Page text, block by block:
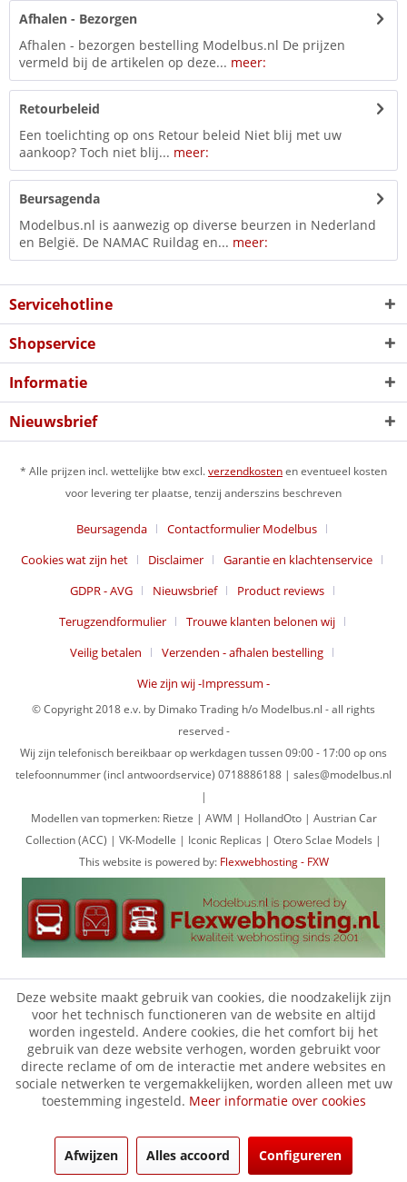
Afhalen - Bezorgen
Afhalen - bezorgen bestelling Modelbus.nl De prijzen
vermeld bij de artikelen op deze... meer:
Retourbeleid
Een toelichting op ons Retour beleid Niet blij met uw
aankoop? Toch niet blij... meer:
Beursagenda
Modelbus.nl is aanwezig op diverse beurzen in Nederland
en België. De NAMAC Ruildag en... meer:
Servicehotline
Shopservice
Informatie
Nieuwsbrief
* Alle prijzen incl. wettelijke btw excl.verzendkostenen eventueel kosten
voor levering ter plaatse, tenzij anderszins beschreven
Beursagenda
Contactformulier Modelbus
Cookies wat zijn het
Disclaimer
Garantie en klachtenservice
GDPR - AVG
Nieuwsbrief
Product reviews
Terugzendformulier
Trouwe klanten belonen wij
Veilig betalen
Verzenden - afhalen bestelling
Wie zijn wij -Impressum -
© Copyright 2018 e.v. by Dimako Trading h/o Modelbus.nl - all rights
reserved -
Wij zijn telefonisch bereikbaar op werkdagen tussen 09:00 - 17:00 op ons
telefoonnummer (incl antwoordservice) 0718886188 | sales@modelbus.nl
|
Modellen van topmerken: Rietze | AWM | HollandOto | Austrian Car
Collection (ACC) | VK-Modelle | Iconic Replicas | Otero Sclae Models |
This website is powered by: Flexwebhosting - FXW
Deze website maakt gebruik van cookies, die noodzakelijk zijn
voor het technisch functioneren van de website en altijd
worden ingesteld. Andere cookies, die het comfort bij het
gebruik van deze website verhogen, worden gebruikt voor
directe reclame of om de interactie met andere websites en
sociale netwerken te vergemakkelijken, worden alleen met uw
toestemming ingesteld. Meer informatie over cookies
Afwijzen Alles accoord Configureren